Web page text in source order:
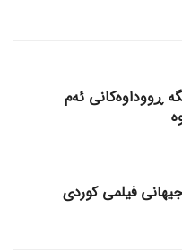
ڕووداوەکانی ئەم
فیلمی کوردی